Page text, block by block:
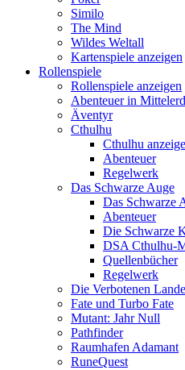
Similo
The Mind
Wildes Weltall
Kartenspiele anzeigen
Rollenspiele
Rollenspiele anzeigen
Abenteuer in
Äventyr
Cthulhu
Cthulhu
Abenteuer
Regelwerk
Das Schwarze Auge
Das Schwarze
Abenteuer
Die Schwarze
DSA Cthulhu-
Quellenbücher
Regelwerk
Die Verbotenen Lande
Fate und Turbo Fate
Mutant: Jahr Null
Pathfinder
Raumhafen Adamant
RuneQuest